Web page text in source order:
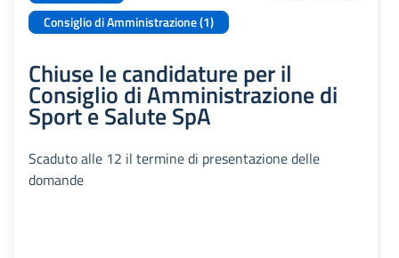
Consiglio di Amministrazione (1)
Chiuse le candidature per il
Consiglio di Amministrazione di
Sport e Salute SpA
Scaduto alle 12 il termine di presentazione delle
domande